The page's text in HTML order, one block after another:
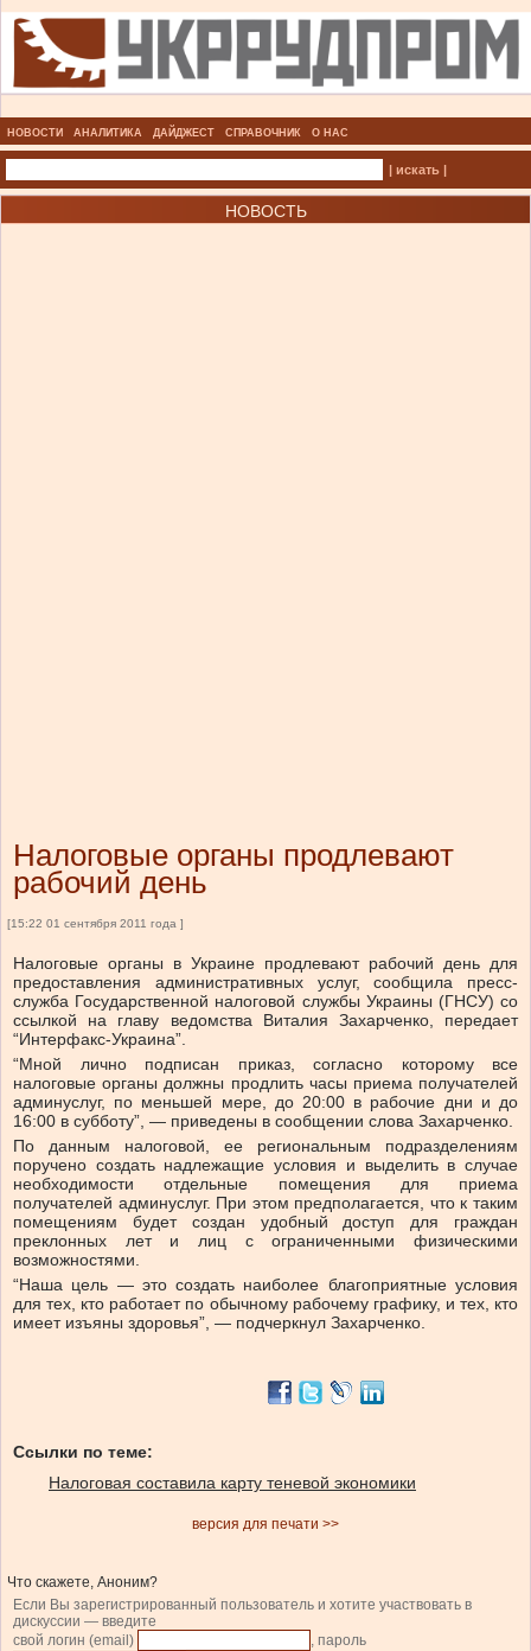
НОВОСТИ АНАЛИТИКА ДАЙДЖЕСТ СПРАВОЧНИК О НАС
| искать |
НОВОСТЬ
Налоговые органы продлевают
рабочий день
[15:22 01 сентября 2011 года ]
Налоговые органы в Украине продлевают рабочий день для
предоставления административных услуг, сообщила пресс-
служба Государственной налоговой службы Украины (ГНСУ) со
ссылкой на главу ведомства Виталия Захарченко, передает
“Интерфакс-Украина”.
“Мной лично подписан приказ, согласно которому все
налоговые органы должны продлить часы приема получателей
админуслуг, по меньшей мере, до 20:00 в рабочие дни и до
16:00 в субботу”, — приведены в сообщении слова Захарченко.
По данным налоговой, ее региональным подразделениям
поручено создать надлежащие условия и выделить в случае
необходимости отдельные помещения для приема
получателей админуслуг. При этом предполагается, что к таким
помещениям будет создан удобный доступ для граждан
преклонных лет и лиц с ограниченными физическими
возможностями.
“Наша цель — это создать наиболее благоприятные условия
для тех, кто работает по обычному рабочему графику, и тех, кто
имеет изъяны здоровья”, — подчеркнул Захарченко.
Ссылки по теме:
Налоговая составила карту теневой экономики
версия для печати >>
Что скажете, Аноним?
Если Вы зарегистрированный пользователь и хотите участвовать в
дискуссии — введите
свой логин (email)
, пароль